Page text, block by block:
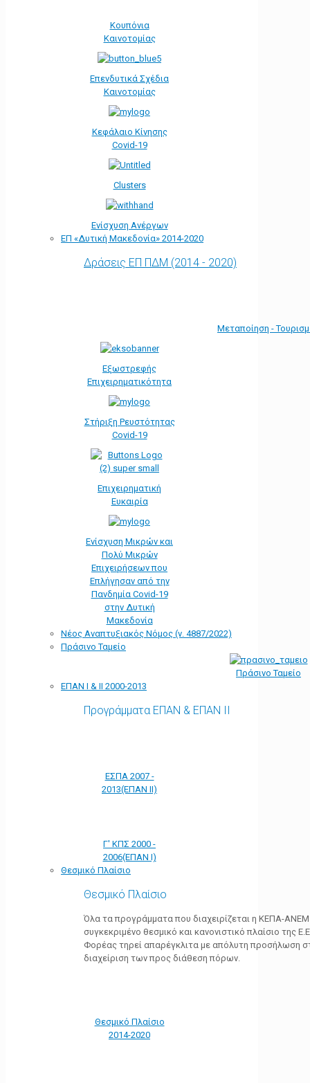
Κουπόνια
Καινοτομίας
Επενδυτικά Σχέδια
Καινοτομίας
Κεφάλαιο Κίνησης
Covid-19
Clusters
Ενίσχυση Ανέργων
ΕΠ «Δυτική Μακεδονία» 2014-2020
Δράσεις ΕΠ ΠΔΜ (2014 - 2020)
Μεταποίηση -
Εξωστρεφής
Επιχειρηματικότητα
Στήριξη Ρευστότητας
Covid-19
Επιχειρηματική
Ευκαιρία
Ενίσχυση Μικρών και
Πολύ Μικρών
Επιχειρήσεων που
Επλήγησαν από την
Πανδημία Covid-19
στην Δυτική
Μακεδονία
Νέος Αναπτυξιακός Νόμος (ν. 4887/2022)
Πράσινο Ταμείο
Πράσινο Ταμείο
ΕΠΑΝ Ι & ΙΙ 2000-2013
Προγράμματα ΕΠΑΝ & ΕΠΑΝ ΙΙ
ΕΣΠΑ 2007 -
2013(ΕΠΑΝ ΙΙ)
Γ' ΚΠΣ 2000 -
2006(ΕΠΑΝ Ι)
Θεσμικό Πλαίσιο
Θεσμικό Πλαίσιο
Όλα τα προγράμματα που διαχειρίζεται η ΚΕΠΑ-
συγκεκριμένο θεσμικό και κανονιστικό πλαίσιο της
Φορέας τηρεί απαρέγκλιτα με απόλυτη προσήλωση
διαχείριση των προς διάθεση πόρων.
Θεσμικό Πλαίσιο
2014-2020